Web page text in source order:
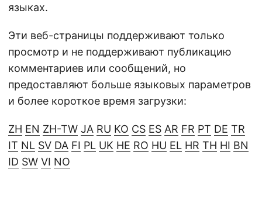
языках.
Эти веб-страницы поддерживают только
просмотр и не поддерживают публикацию
комментариев или сообщений, но
предоставляют больше языковых параметров
и более короткое время загрузки:
ZH EN ZH-TW JA RU KO CS ES AR FR PT DE TR
IT NL SV DA FI PL UK HE RO HU EL HR TH HI BN
ID SW VI NO